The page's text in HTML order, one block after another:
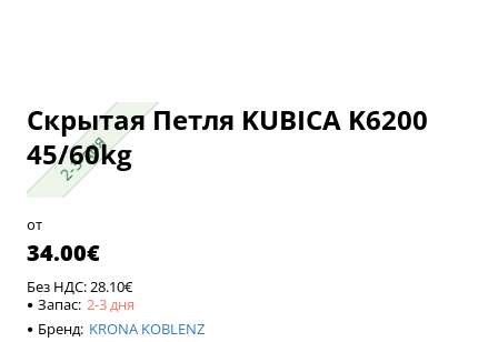
2-3 дня
2-3 дня
Скрытая Петля KUBICA K6200
45/60kg
от
34.00€
Без НДС: 28.10€
Запас: 2-3 дня
Бренд: KRONA KOBLENZ